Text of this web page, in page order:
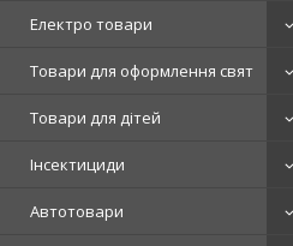
Електро товари
Товари для оформлення свят
Товари для дітей
Інсектициди
Автотовари